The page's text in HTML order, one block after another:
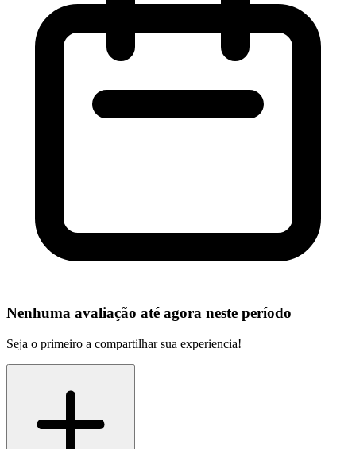
Nenhuma avaliação até agora neste período
Seja o primeiro a compartilhar sua experiencia!